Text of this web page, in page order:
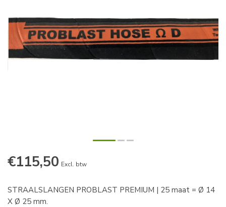
€115,50 Excl. btw
STRAALSLANGEN PROBLAST PREMIUM | 25 maat = Ø 14
X Ø 25 mm.